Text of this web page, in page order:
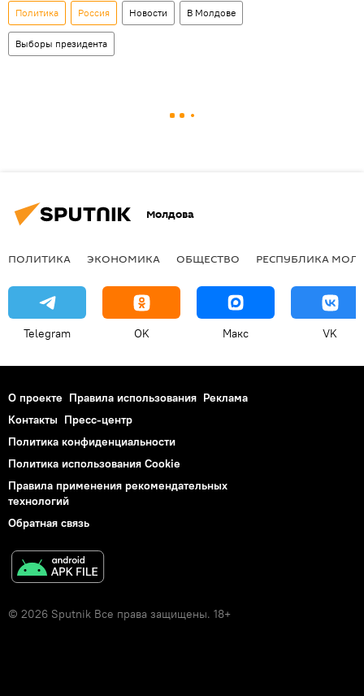
Политика Россия Новости В Молдове
Выборы президента
Молдова
ПОЛИТИКА ЭКОНОМИКА ОБЩЕСТВО РЕСПУБЛИКА
Telegram OK Макс VK
О проекте Правила использования Реклама
Контакты Пресс-центр
Политика конфиденциальности
Политика использования Cookie
Правила применения рекомендательных
технологий
Обратная связь
© 2026 Sputnik Все права защищены. 18+